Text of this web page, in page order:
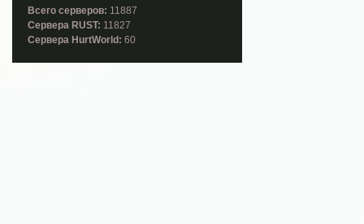
Всего серверов: 11887
Cервера RUST: 11827
Cервера HurtWorld: 60